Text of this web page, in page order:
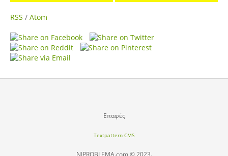
RSS / Atom
Επαφές
Textpattern CMS
NIPROBLEMA.com © 2023.